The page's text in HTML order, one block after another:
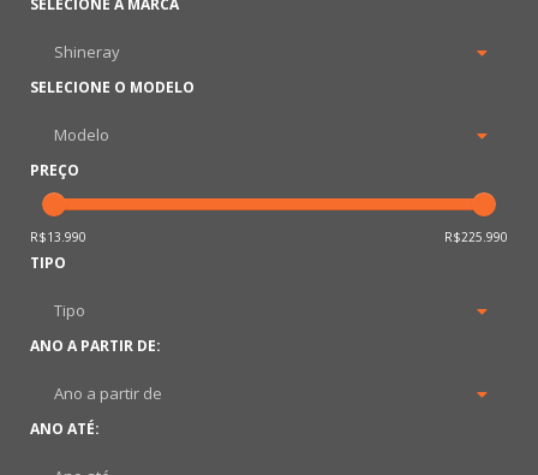
SELECIONE A MARCA
SELECIONE O MODELO
PREÇO
R$13.990 R$225.990
TIPO
ANO A PARTIR DE:
ANO ATÉ: